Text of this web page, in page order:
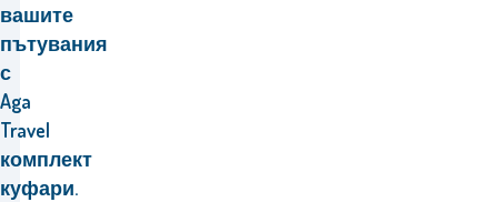
вашите
пътувания
с
Aga
Travel
комплект
куфари.